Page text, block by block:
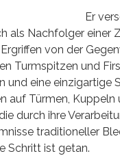
Er
als Nachfolger einer
von der
Turmspitzen und
und eine einzigartige
auf Türmen,
durch ihre
traditioneller
Schritt ist getan.